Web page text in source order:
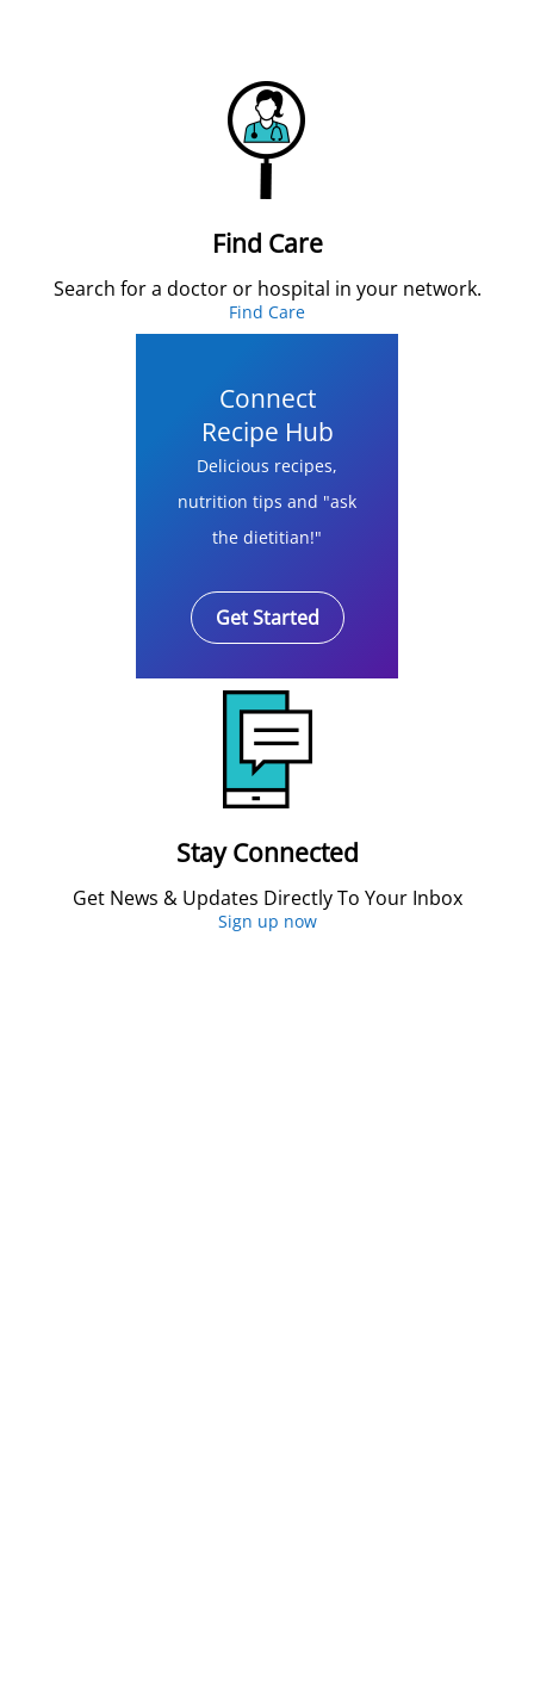
Find Care
Search for a doctor or hospital in your network.
Find Care
Connect
Recipe Hub
Delicious recipes,
nutrition tips and "ask
the dietitian!"
Get Started
Stay Connected
Get News & Updates Directly To Your Inbox
Sign up now